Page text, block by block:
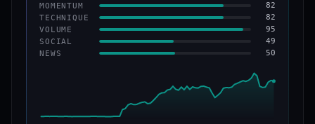
VS ATH
−86,3 % #235
CONFIANCE 67/100
MOMENTUM 82
TECHNIQUE 82
VOLUME 95
SOCIAL 49
NEWS 50